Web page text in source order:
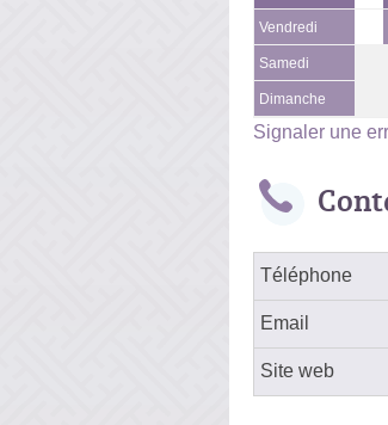
Vendredi
Samedi
Dimanche
Signaler une
Téléphone
Email
Site web